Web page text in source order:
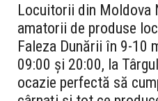
Locuitorii din
amatorii de produse
Faleza Dunării în 9-10
09:00 și 20:00, la
ocazie perfectă să